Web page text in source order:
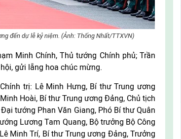
đến dự lễ kỷ niệm. (Ảnh: Thống Nhất/TTXVN)
Minh Chính, Thủ tướng Chính phủ; Trần
gửi lẵng hoa chúc mừng.
trị: Lê Minh Hưng, Bí thư Trung ương
Hoài, Bí thư Trung ương Đảng, Chủ tịch
tướng Phan Văn Giang, Phó Bí thư Quân
Lương Tam Quang, Bộ trưởng Bộ Công
Minh Trí, Bí thư Trung ương Đảng, Trưởng